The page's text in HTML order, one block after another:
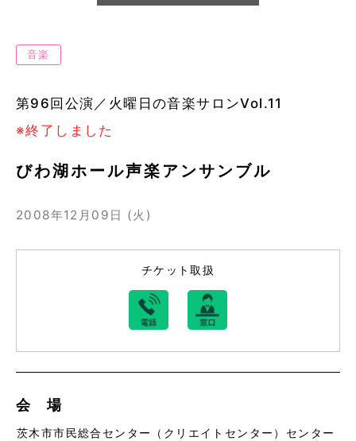
音楽
第96回公演／火曜日の音楽サロンVol.11
※終了しました
びわ湖ホール声楽アンサンブル
2008年12月09日 (火)
チケット取扱
会 場
茨木市市民総合センター（クリエイトセンター）センター